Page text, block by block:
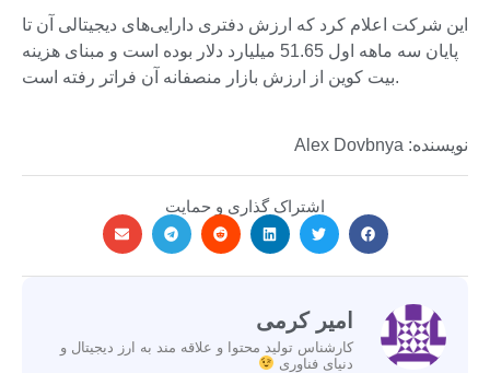
این شرکت اعلام کرد که ارزش دفتری دارایی‌های دیجیتالی آن تا
پایان سه ماهه اول 51.65 میلیارد دلار بوده است و مبنای هزینه
بیت کوین از ارزش بازار منصفانه آن فراتر رفته است.
نویسنده: Alex Dovbnya
اشتراک گذاری و حمایت
امیر کرمی
کارشناس تولید محتوا و علاقه مند به ارز دیجیتال و
دنیای فناوری